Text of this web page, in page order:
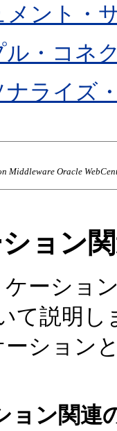
メント・
ル・コネ
ナライズ
Middleware Oracle
ョン
ーショ
て説明
ーション
ョン関連